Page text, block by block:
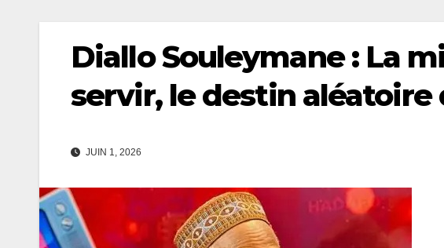
Diallo Souleymane : La
servir, le destin
JUIN 1, 2026